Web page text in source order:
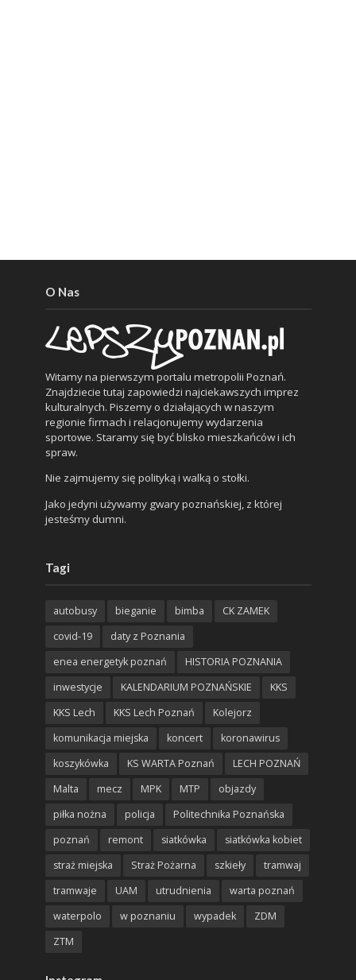
O Nas
Witamy na pierwszym portalu metropolii Poznań.
Znajdziecie tutaj zapowiedzi najciekawszych imprez
kulturalnych. Piszemy o działających w naszym
regionie firmach i relacjonujemy wydarzenia
sportowe. Staramy się być blisko mieszkańców i ich
spraw.
Nie zajmujemy się polityką i walką o stołki.
Jako jedyni używamy gwary poznańskiej, z której
jesteśmy dumni.
Tagi
autobusy bieganie bimba
CK ZAMEK
covid-19
daty z Poznania
enea energetyk poznań
HISTORIA POZNANIA
inwestycje
KALENDARIUM POZNAŃSKIE
KKS
KKS Lech
KKS Lech Poznań
Kolejorz
komunikacja miejska
koncert
koronawirus
koszykówka
KS WARTA Poznań
LECH POZNAŃ
Malta
mecz MPK MTP
objazdy
piłka nożna
policja
Politechnika Poznańska
poznań
remont siatkówka
siatkówka kobiet
straż miejska
Straż Pożarna szkieły
tramwaj
tramwaje
UAM utrudnienia
warta poznań
waterpolo
w poznaniu wypadek
ZDM
ZTM